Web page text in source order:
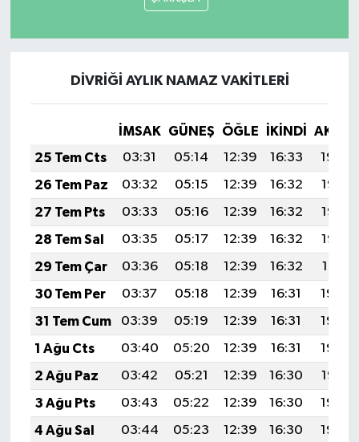
DİVRİĞİ AYLIK NAMAZ VAKITLERI
İMSAK GÜNEŞ ÖĞLE İKINDI
25 Tem Cts
03:31 05:14 12:39 16:33
19:54
26 Tem Paz
03:32 05:15 12:39 16:32
19:53
27 Tem Pts
03:33 05:16 12:39 16:32
19:53
28 Tem Sal
03:35 05:17 12:39 16:32
19:52
29 Tem Çar
03:36 05:18 12:39 16:32
19:51
30 Tem Per
03:37 05:18 12:39 16:31
19:50
31 Tem Cum
03:39 05:19 12:39 16:31
19:49
1 Ağu Cts
03:40 05:20 12:39 16:31
19:48
2 Ağu Paz
03:42 05:21 12:39 16:30
19:47
3 Ağu Pts
03:43 05:22 12:39 16:30
19:46
4 Ağu Sal
03:44 05:23 12:39 16:30
19:45